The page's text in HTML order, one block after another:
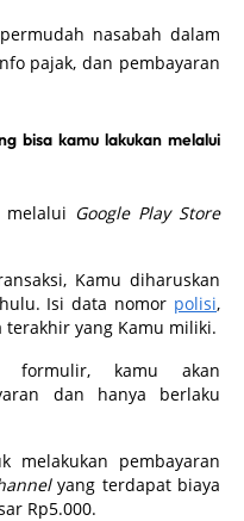
nasabah dalam
pajak, dan pembayaran
bisa kamu lakukan melalui
Google Play Store
Kamu diharuskan
Isi data nomor polisi,
terakhir yang Kamu miliki.
formulir, kamu akan
dan hanya berlaku
melakukan pembayaran
yang terdapat biaya
Rp5.000.